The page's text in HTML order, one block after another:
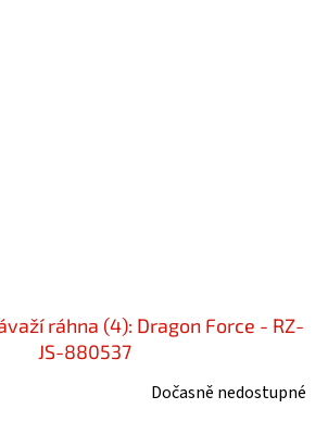
ráhna (4): Dragon Force - RZ-
JS-880537
Dočasně nedostupné